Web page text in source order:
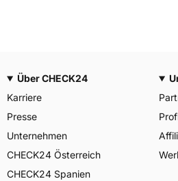
Über CHECK24
Karriere
Presse
Unternehmen
CHECK24 Österreich
CHECK24 Spanien